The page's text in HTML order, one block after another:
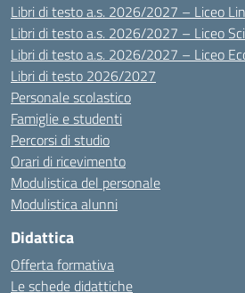
Libri di testo a.s. 2026/2027 – Liceo
Libri di testo a.s. 2026/2027 – Liceo
Libri di testo a.s. 2026/2027 – Liceo
Libri di testo 2026/2027
Personale scolastico
Famiglie e studenti
Percorsi di studio
Orari di ricevimento
Modulistica del personale
Modulistica alunni
Didattica
Offerta formativa
Le schede didattiche